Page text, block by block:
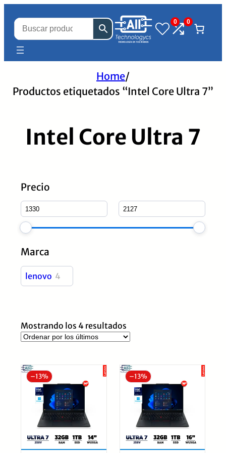
0 0
Home/
Productos etiquetados “Intel Core Ultra 7”
Intel Core Ultra 7
Precio
Marca
lenovo 4
Mostrando los 4 resultados
por
–13% –13%